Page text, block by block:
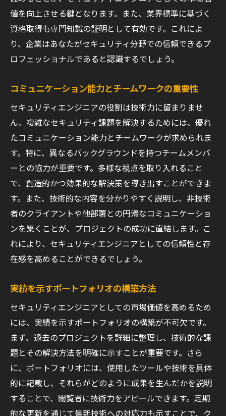
業界トレンドを活かしたキャリア設計
セキュリティ文化の醸成と組織の役割
リーダーシップと意思決定の重要性
新技術の採用とリスクマネジメント
法
市場価値を高めるためのセキュリティエンジニ
アのスキル比較
クラウドセキュリティとオンプレミスセキ
ュリティの違い
IoTセキュリティと従来のネットワークセキ
ュリティの比較
セキュリティ認証の種類とそれぞれのメリ
ット
プログラミングスキルとセキュリティスキ
ルの相乗効果
継続的なスキルアップがもたらす市場価値
の向上
セキュリティエンジニアが直面する現代の課題
にどう対応するか
サイバー攻撃のトレンドとその対応策
複雑化するシステムに対するセキュリティ
管理
新たなセキュリティ脅威への迅速な対応
値を向上させる鍵となります。また、業界標準に基づく
資格取得も専門知識の証明として有効です。これによ
り、企業はあなたがセキュリティ分野での信頼できるプ
ロフェッショナルであると認識するでしょう。
コミュニケーション能力とチームワークの重要性
セキュリティエンジニアの役割は技術力に留まりませ
ん。複雑なセキュリティ課題を解決するためには、優れ
たコミュニケーション能力とチームワークが求められま
す。特に、異なるバックグラウンドを持つチームメンバ
ーとの協力が重要です。多様な視点を取り入れること
で、創造的かつ効果的な解決策を導き出すことができま
す。また、技術的な内容を分かりやすく説明し、非技術
者のクライアントや他部署との円滑なコミュニケーショ
ンを築くことが、プロジェクトの成功に直結します。こ
れにより、セキュリティエンジニアとしての信頼性と存
在感を高めることができるでしょう。
実績を示すポートフォリオの構築方法
セキュリティエンジニアとしての市場価値を高めるため
には、実績を示すポートフォリオの構築が不可欠です。
まず、過去のプロジェクトを詳細に整理し、技術的な課
題とその解決方法を明確に示すことが重要です。さら
に、ポートフォリオには、使用したツールや技術を具体
的に記載し、それらがどのように成果を生んだかを説明
することで、閲覧者に技術力をアピールできます。定期
的な更新を通じて最新技術への対応力も示すことで、ク